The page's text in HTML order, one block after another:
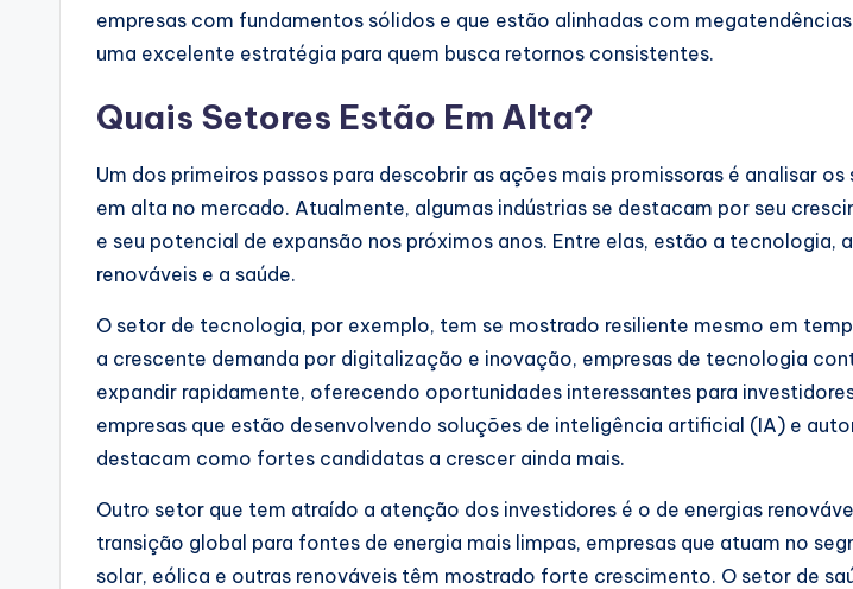
empresas com fundamentos sólidos e que estão alinhadas com
uma excelente estratégia para quem busca retornos consistentes.
Quais Setores Estão Em Alta?
Um dos primeiros passos para descobrir as ações mais promissoras é analisar
em alta no mercado. Atualmente, algumas indústrias se destacam por seu
e seu potencial de expansão nos próximos anos. Entre elas, estão a tecnologia,
renováveis e a saúde.
O setor de tecnologia, por exemplo, tem se mostrado resiliente mesmo em
a crescente demanda por digitalização e inovação, empresas de tecnologia
expandir rapidamente, oferecendo oportunidades interessantes para
empresas que estão desenvolvendo soluções de inteligência artificial (IA) e
destacam como fortes candidatas a crescer ainda mais.
Outro setor que tem atraído a atenção dos investidores é o de energias
transição global para fontes de energia mais limpas, empresas que atuam no
solar, eólica e outras renováveis têm mostrado forte crescimento. O setor de